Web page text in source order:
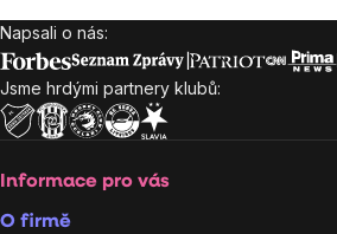
Zápatí
Napsali o nás:
Jsme hrdými partnery klubů:
Informace pro vás
O firmě